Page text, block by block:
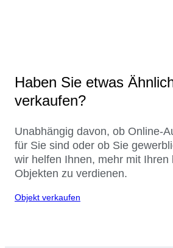
Haben Sie etwas
verkaufen?
Unabhängig davon, ob Online-
für Sie sind oder ob Sie
wir helfen Ihnen, mehr mit Ihren
Objekten zu verdienen.
Objekt verkaufen